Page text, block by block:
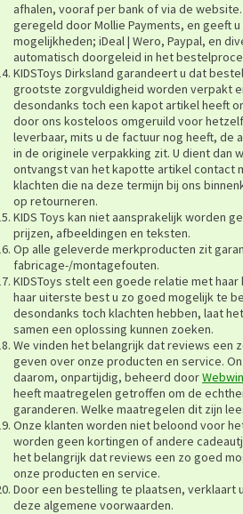
afhalen, vooraf per bank of via de
geregeld door Mollie Payments, en geeft
mogelijkheden; iDeal | Wero, Paypal, en
automatisch doorgeleid in het
KIDSToys Dirksland garandeert u dat
grootste zorgvuldigheid worden verpakt
desondanks toch een kapot artikel heeft
door ons kosteloos omgeruild voor
leverbaar, mits u de factuur nog heeft, de
in de originele verpakking zit. U dient dan
ontvangst van het kapotte artikel contact
klachten die na deze termijn bij ons
op retourneren.
KIDS Toys kan niet aansprakelijk worden
prijzen, afbeeldingen en teksten.
Op alle geleverde merkproducten zit
fabricage-/montagefouten.
KIDSToys stelt een goede relatie met
haar uiterste best u zo goed mogelijk te
desondanks toch klachten hebben, laat
samen een oplossing kunnen zoeken.
We vinden het belangrijk dat reviews een
geven over onze producten en service.
daarom, onpartijdig, beheerd door
heeft maatregelen getroffen om de
garanderen. Welke maatregelen dit zijn
Onze klanten worden niet beloond voor
worden geen kortingen of andere
het belangrijk dat reviews een zo goed
onze producten en service.
Door een bestelling te plaatsen, verklaart
deze algemene voorwaarden.